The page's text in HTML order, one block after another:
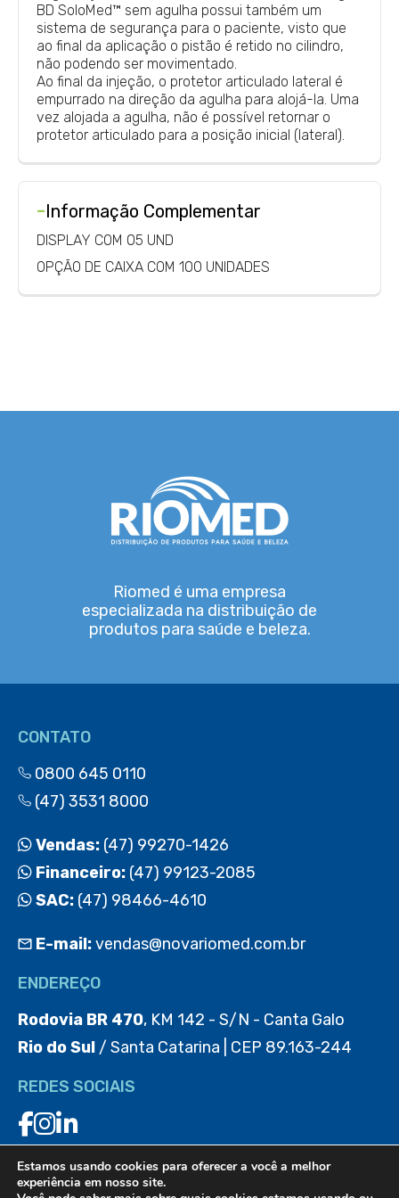
BD SoloMed™ sem agulha possui também um
sistema de segurança para o paciente, visto que
ao final da aplicação o pistão é retido no cilindro,
não podendo ser movimentado.
Ao final da injeção, o protetor articulado lateral é
empurrado na direção da agulha para alojá-la. Uma
vez alojada a agulha, não é possível retornar o
protetor articulado para a posição inicial (lateral).
-Informação Complementar
DISPLAY COM 05 UND
OPÇÃO DE CAIXA COM 100 UNIDADES
Riomed é uma empresa
especializada na distribuição de
produtos para saúde e beleza.
CONTATO
0800 645 0110
(47) 3531 8000
Vendas: (47) 99270-1426
Financeiro: (47) 99123-2085
SAC: (47) 98466-4610
E-mail:vendas@novariomed.com.br
ENDEREÇO
Rodovia BR 470, KM 142 - S/N - Canta Galo
Rio do Sul / Santa Catarina | CEP 89.163-244
REDES SOCIAIS
BAIXE O APP
Estamos usando cookies para oferecer a você a melhor
experiência em nosso site.